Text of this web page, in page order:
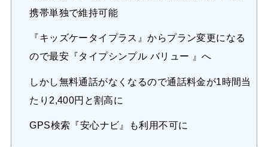
携帯単独で維持可能
『キッズケータイプラス』からプラン変更になる
ので最安『タイプシンプル バリュー 』へ
しかし無料通話がなくなるので通話料金が1時間当
たり2,400円と割高に
GPS検索『安心ナビ』も利用不可に